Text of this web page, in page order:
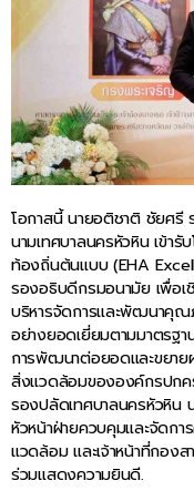
โอกาสนี้ นายอติชาติ ชัยศรี
นามเทศบาลนครหัวหิน เข้า
ท้องถิ่นต้นแบบ (EHA
รองอธิบดีกรมอนามัย เพื่อ
บริหารจัดการและพัฒนาคุณ
อย่างยอดเยี่ยมตามมาตรฐา
การพัฒนาต่อยอดและขยา
สิ่งแวดล้อมขององค์กรปก
รองปลัดเทศบาลนครหัวหิน
หัวหน้าฝ่ายควบคุมและจัดก
แวดล้อม และเจ้าหน้าที่กอง
ร่วมแสดงความยินดี.